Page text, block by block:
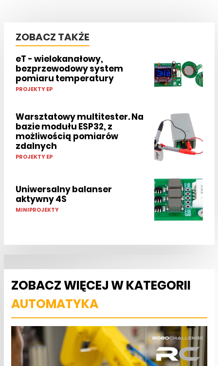
ZOBACZ TAKŻE
eT - wielokanałowy,
bezprzewodowy system
pomiaru temperatury
PROJEKTY EP
Warsztatowy multitester. Na
bazie modułu ESP32, z
możliwością pomiarów
zdalnych
PROJEKTY EP
Uniwersalny balanser
aktywny 4S
MINIPROJEKTY
ZOBACZ WIĘCEJ W KATEGORII
AUTOMATYKA